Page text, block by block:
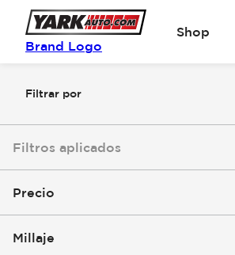
Brand Logo
Shop
Filtrar por
Filtros aplicados
Precio
Millaje